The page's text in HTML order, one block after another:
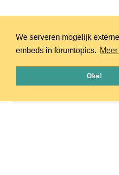
We serveren mogelijk
embeds in forumtopics.
Oké!
Oeps! Er is iets misgegaan.
opnieuw.